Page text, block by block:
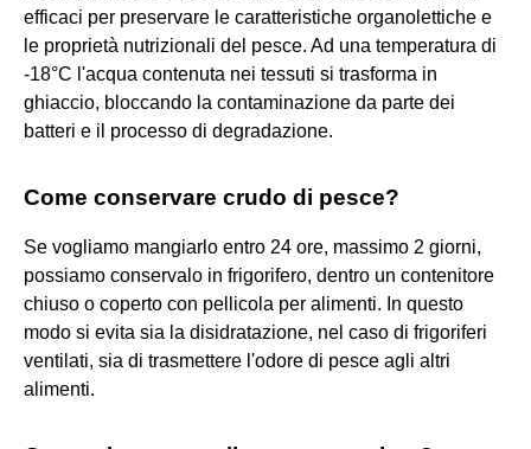
efficaci per preservare le caratteristiche organolettiche e
le proprietà nutrizionali del pesce. Ad una temperatura di
-18°C l'acqua contenuta nei tessuti si trasforma in
ghiaccio, bloccando la contaminazione da parte dei
batteri e il processo di degradazione.
Come conservare crudo di pesce?
Se vogliamo mangiarlo entro 24 ore, massimo 2 giorni,
possiamo conservalo in frigorifero, dentro un contenitore
chiuso o coperto con pellicola per alimenti. In questo
modo si evita sia la disidratazione, nel caso di frigoriferi
ventilati, sia di trasmettere l'odore di pesce agli altri
alimenti.